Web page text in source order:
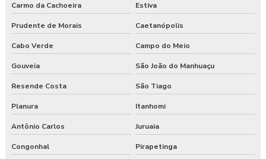
Carmo da Cachoeira Estiva
Prudente de Morais Caetanópolis
Cabo Verde Campo do Meio
Gouveia São João do Manhuaçu
Resende Costa São Tiago
Planura Itanhomi
Antônio Carlos Juruaia
Congonhal Pirapetinga